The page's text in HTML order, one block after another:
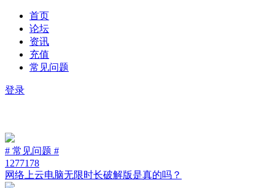
首页
论坛
资讯
充值
常见问题
登录
# 常见问题 #
1277178
网络上云电脑无限时长破解版是真的吗？